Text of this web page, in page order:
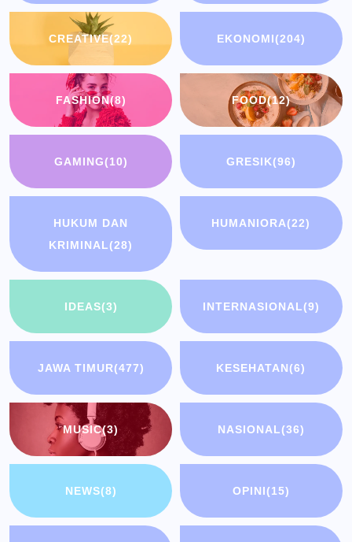
CREATIVE(22) EKONOMI(204)
FASHION(8) FOOD(12)
GAMING(10) GRESIK(96)
HUKUM DAN
KRIMINAL(28)
HUMANIORA(22)
IDEAS(3) INTERNASIONAL(9)
JAWA TIMUR(477) KESEHATAN(6)
MUSIC(3) NASIONAL(36)
NEWS(8) OPINI(15)